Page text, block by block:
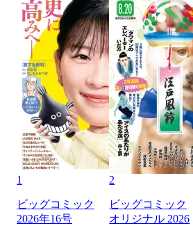
1
ビッグコミック
2026年16号
2
ビッグコミック
オリジナル 2026